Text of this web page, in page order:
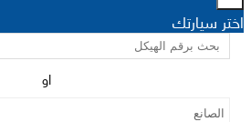
اختر سيارتك
او